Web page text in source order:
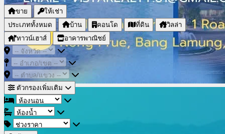
ขาย
ให้เช่า
ประเภททั้งหมด
บ้าน คอนโด ที่ดิน
วิลล่า
ทาวน์เฮาส์
อาคารพาณิชย์
ตัวกรองเพิ่มเติม